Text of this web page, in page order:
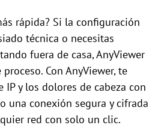
rápida? Si la configuración
técnica o necesitas
fuera de casa, AnyViewer
Con AnyViewer, te
IP y los dolores de cabeza con
una conexión segura y cifrada
red con solo un clic.